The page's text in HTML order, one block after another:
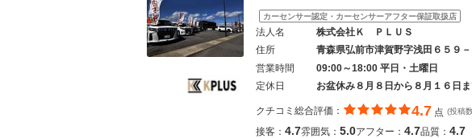
カーセンサー認定・カーセンサーアフター保証取扱店
法人名
株式会社Ｋ ＰＬＵＳ
住所
青森県弘前市津賀野字浅田６５９－
営業時間
09:00～18:00 平日・土曜日
定休日
お盆休み８月８日から８月１６日
クチコミ総合評価： 4.7 点 (投稿
接客： 4.7雰囲気： 5.0アフター： 4.7品質： 4.7